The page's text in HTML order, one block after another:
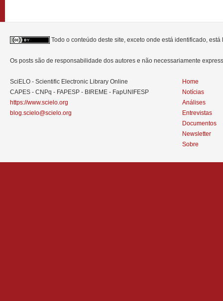
Todo o conteúdo deste site, exceto onde está identificado,
Os posts são de responsabilidade dos autores e não necessariamente
SciELO - Scientific Electronic Library Online
CAPES - CNPq - FAPESP - BIREME - FapUNIFESP
https://www.scielo.org
blog.scielo@scielo.org
Home
Notícias
Análises
Entrevistas
Documentos
Newsletter
Sobre